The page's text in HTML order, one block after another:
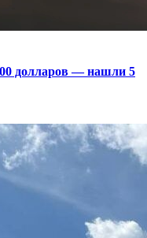
долларов — нашли 5